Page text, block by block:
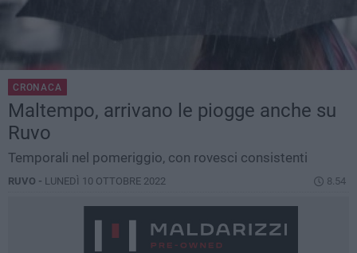
CRONACA
Maltempo, arrivano le piogge anche su
Ruvo
Temporali nel pomeriggio, con rovesci consistenti
RUVO - LUNEDÌ 10 OTTOBRE 2022 8.54